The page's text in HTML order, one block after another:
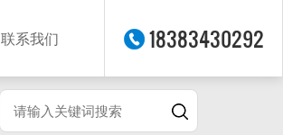
联系我们 18383430292